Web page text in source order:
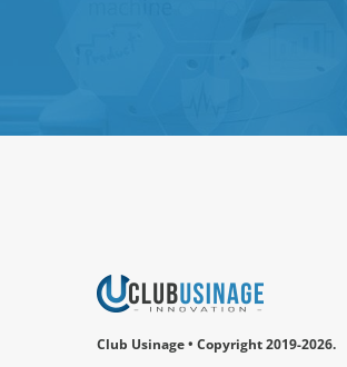
Club Usinage • Copyright 2019-2026.